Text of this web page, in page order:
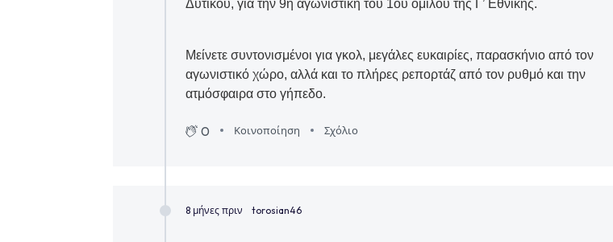
Δυτικού, για την 9η αγωνιστική του 1ου ομίλου της Γ’ Εθνικής.
Μείνετε συντονισμένοι για γκολ, μεγάλες ευκαιρίες, παρασκήνιο από τον
αγωνιστικό χώρο, αλλά και το πλήρες ρεπορτάζ από τον ρυθμό και την
ατμόσφαιρα στο γήπεδο.
0 Κοινοποίηση Σχόλιο
8 μήνες πριν torosian46